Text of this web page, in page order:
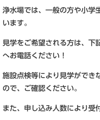
浄水場では、一般の方や小学
います。
見学をご希望される方は、下
へお電話ください！
施設点検等により見学ができ
ので、ご確認ください。
また、申し込み人数により受